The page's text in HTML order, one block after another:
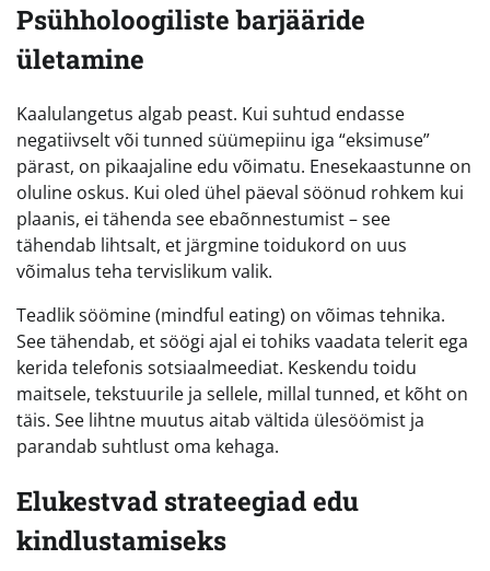
Psühholoogiliste barjääride
ületamine
Kaalulangetus algab peast. Kui suhtud endasse
negatiivselt või tunned süümepiinu iga “eksimuse”
pärast, on pikaajaline edu võimatu. Enesekaastunne on
oluline oskus. Kui oled ühel päeval söönud rohkem kui
plaanis, ei tähenda see ebaõnnestumist – see
tähendab lihtsalt, et järgmine toidukord on uus
võimalus teha tervislikum valik.
Teadlik söömine (mindful eating) on võimas tehnika.
See tähendab, et söögi ajal ei tohiks vaadata telerit ega
kerida telefonis sotsiaalmeediat. Keskendu toidu
maitsele, tekstuurile ja sellele, millal tunned, et kõht on
täis. See lihtne muutus aitab vältida ülesöömist ja
parandab suhtlust oma kehaga.
Elukestvad strateegiad edu
kindlustamiseks